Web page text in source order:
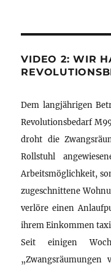
VIDEO 2: WIR
Dem langjährigen
Revolutionsbedarf
droht die
Rollstuhl
Arbeitsmöglichkeit,
zugeschnittene
verlöre einen
ihrem Einkommen
Seit einigen
„Zwangsräumungen